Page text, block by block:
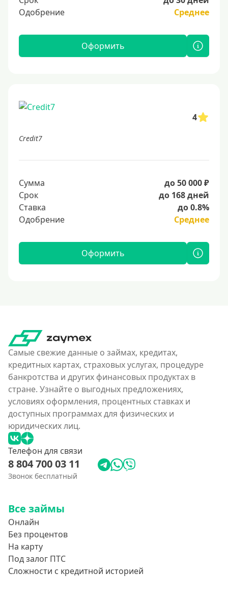
Одобрение
Среднее
Оформить
4
Credit7
Сумма
до 50 000 ₽
Срок
до 168 дней
Ставка
до 0.8%
Одобрение
Среднее
Оформить
Самые свежие данные о займах, кредитах,
кредитных картах, страховых услугах, процедуре
банкротства и других финансовых продуктах в
стране. Узнайте о выгодных предложениях,
условиях оформления, процентных ставках и
доступных программах для физических и
юридических лиц.
Телефон для связи
8 804 700 03 11
Звонок бесплатный
Все займы
Онлайн
Без процентов
На карту
Под залог ПТС
Сложности с кредитной историей